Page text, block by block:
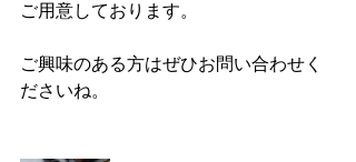
ご用意しております。
ご興味のある方はぜひお問い合わせく
ださいね。